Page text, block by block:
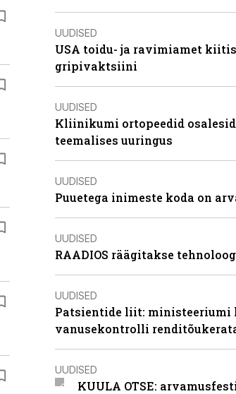
UUDISED
USA toidu- ja ravimiamet
gripivaktsiini
UUDISED
Kliinikumi ortopeedid
teemalises uuringus
UUDISED
Puuetega inimeste koda on
UUDISED
RAADIOS räägitakse
UUDISED
Patsientide liit: ministeeriumi
vanusekontrolli
UUDISED
KUULA OTSE: